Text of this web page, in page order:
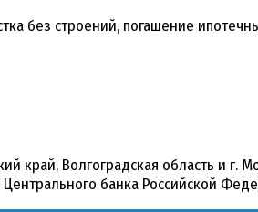
без строений, погашение
край, Волгоградская область и
банка Российской